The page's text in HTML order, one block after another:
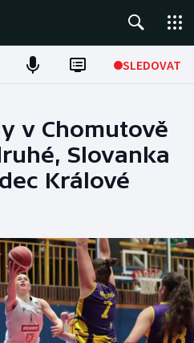
SLEDOVAT
v Chomutově
Slovanka
Králové